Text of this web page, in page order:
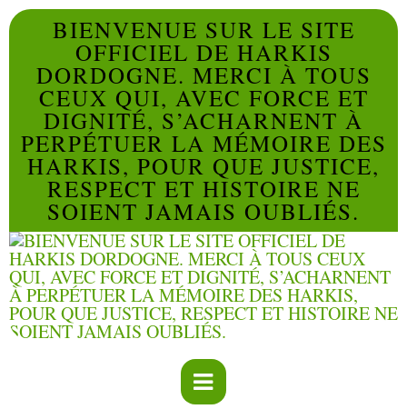
BIENVENUE SUR LE SITE
OFFICIEL DE HARKIS
DORDOGNE. MERCI À TOUS
CEUX QUI, AVEC FORCE ET
DIGNITÉ, S’ACHARNENT À
PERPÉTUER LA MÉMOIRE DES
HARKIS, POUR QUE JUSTICE,
RESPECT ET HISTOIRE NE
SOIENT JAMAIS OUBLIÉS.